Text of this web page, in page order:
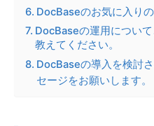
DocBaseのお気に入り
DocBaseの運用につい
教えてください。
DocBaseの導入を検討
セージをお願いします。